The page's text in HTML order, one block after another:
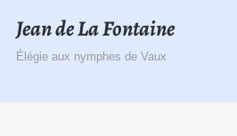
Jean de La Fontaine
Élégie aux nymphes de Vaux